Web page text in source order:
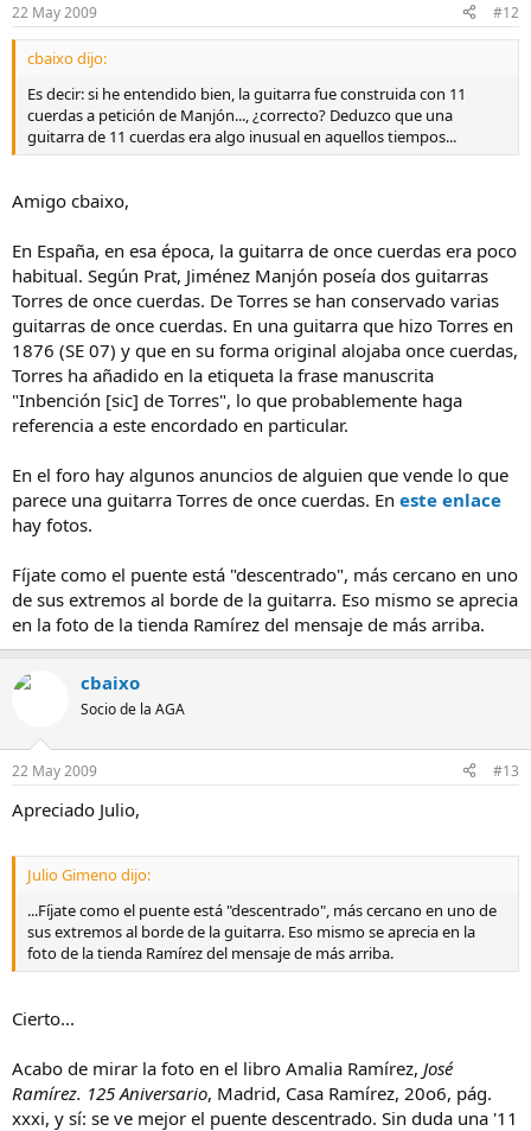
22 May 2009 #12
cbaixo dijo:
Es decir: si he entendido bien, la guitarra fue construida con 11
cuerdas a petición de Manjón..., ¿correcto? Deduzco que una
guitarra de 11 cuerdas era algo inusual en aquellos tiempos...
Amigo cbaixo,
En España, en esa época, la guitarra de once cuerdas era poco
habitual. Según Prat, Jiménez Manjón poseía dos guitarras
Torres de once cuerdas. De Torres se han conservado varias
guitarras de once cuerdas. En una guitarra que hizo Torres en
1876 (SE 07) y que en su forma original alojaba once cuerdas,
Torres ha añadido en la etiqueta la frase manuscrita
"Inbención [sic] de Torres", lo que probablemente haga
referencia a este encordado en particular.
En el foro hay algunos anuncios de alguien que vende lo que
parece una guitarra Torres de once cuerdas. En este enlace
hay fotos.
Fíjate como el puente está "descentrado", más cercano en uno
de sus extremos al borde de la guitarra. Eso mismo se aprecia
en la foto de la tienda Ramírez del mensaje de más arriba.
cbaixo
Socio de la AGA
22 May 2009 #13
Apreciado Julio,
Julio Gimeno dijo:
...Fíjate como el puente está "descentrado", más cercano en uno de
sus extremos al borde de la guitarra. Eso mismo se aprecia en la
foto de la tienda Ramírez del mensaje de más arriba.
Cierto...
Acabo de mirar la foto en el libro Amalia Ramírez, José
Ramírez. 125 Aniversario, Madrid, Casa Ramírez, 20o6, pág.
xxxi, y sí: se ve mejor el puente descentrado. Sin duda una '11